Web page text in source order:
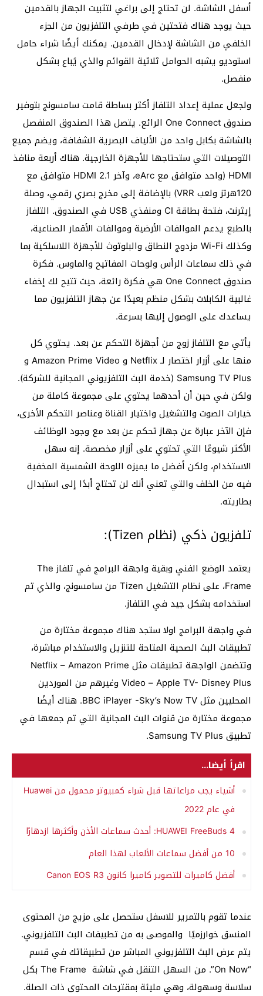
أسفل الشاشة. لن تحتاج إلى براغي لتثبيت الجهاز بالقدمين
حيث يوجد هناك فتحتين في طرفي التلفزيون من الجزء
الخلفي من الشاشة لإدخال القدمين. يمكنك أيضًا شراء حامل
استوديو يشبه الحوامل ثلاثية القوائم والذي يُباع بشكل
منفصل.
ولجعل عملية إعداد التلفاز أكثر بساطة قامت سامسونج بتوفير
صندوق One Connect الرائع. يتصل هذا الصندوق المنفصل
بالشاشة بكابل واحد من الألياف البصرية الشفافة، ويضم جميع
التوصيلات التي ستحتاجها للأجهزة الخارجية. هناك أربعة منافذ
HDMI (واحد متوافق مع eArc، وآخر HDMI 2.1 متوافق مع
120هرتز ولعب VRR) بالإضافة إلى مخرج بصري رقمي، وصلة
إيثرنت، فتحة بطاقة CI ومنفذي USB في الصندوق. التلفاز
بالطبع يدعم الموالفات الأرضية وموالفات الأقمار الصناعية،
وكذلك Wi-Fi مزدوج النطاق والبلوتوث للأجهزة اللاسلكية بما
في ذلك سماعات الرأس ولوحات المفاتيح والماوس. فكرة
صندوق One Connect هي فكرة رائعة، حيث تتيح لك إخفاء
غالبية الكابلات بشكل منظم بعيدًا عن جهاز التلفزيون مما
يساعدك على الوصول إليها بسرعة.
يأتي مع التلفاز زوج من أجهزة التحكم عن بعد. يحتوي كل
منها على أزرار اختصار لـ Netflix و Amazon Prime Video و
Samsung TV Plus (خدمة البث التلفزيوني المجانية للشركة).
ولكن في حين أن أحدهما يحتوي على مجموعة كاملة من
خيارات الصوت والتشغيل واختيار القناة وعناصر التحكم الأخرى،
فإن الآخر عبارة عن جهاز تحكم عن بعد مع وجود الوظائف
الأكثر شيوعًا التي تحتوي على أزرار مخصصة. إنه سهل
الاستخدام، ولكن أفضل ما يميزه اللوحة الشمسية المخفية
فيه من الخلف والتي تعني أنك لن تحتاج أبدًا إلى استبدال
بطاريته.
تلفزيون ذكي (نظام Tizen):
يعتمد الوضع الفني وبقية واجهة البرامج في تلفاز The
Frame، على نظام التشغيل Tizen من سامسونج، والذي تم
استخدامه بشكل جيد في التلفاز.
في واجهة البرامج اولا ستجد هناك مجموعة مختارة من
تطبيقات البث الصحية المتاحة للتنزيل والاستخدام مباشرة،
وتتضمن الواجهة تطبيقات مثل Netflix – Amazon Prime
Video – Apple TV- Disney Plus وغيرهم من الموردين
المحليين مثل BBC iPlayer -Sky’s Now TV. هناك أيضًا
مجموعة مختارة من قنوات البث المجانية التي تم جمعها في
تطبيق Samsung TV Plus.
اقرأ أيضا...
أشياء يجب مراعاتها قبل شراء كمبيوتر محمول من Huawei
في عام 2022
HUAWEI FreeBuds 4: أحدث سماعات الأذن وأكثرها ازدهارًا
10 من أفضل سماعات الألعاب لهذا العام
أفضل كاميرات للتصوير كاميرا كانون Canon EOS R3
عندما تقوم بالتمرير للاسفل ستحصل على مزيج من المحتوى
المنسق خوارزميًا والموصى به من تطبيقات البث التلفزيوني.
يتم عرض البث التلفزيوني المباشر من تطبيقاتك في قسم
“On Now”. من السهل التنقل في شاشة The Frame بكل
سلاسة وسهولة، وهي مليئة بمقترحات المحتوى ذات الصلة.